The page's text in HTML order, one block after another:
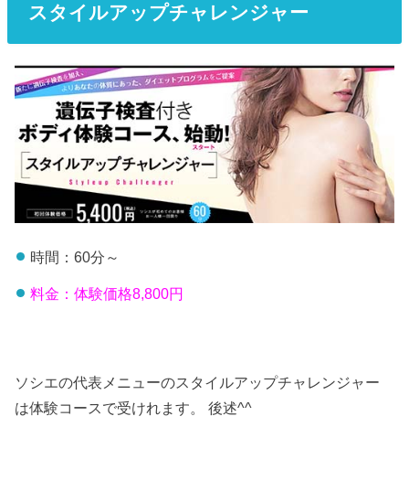
スタイルアップチャレンジャー
時間：60分～
料金：体験価格8,800円
ソシエの代表メニューのスタイルアップチャレンジャー
は体験コースで受けれます。 後述^^